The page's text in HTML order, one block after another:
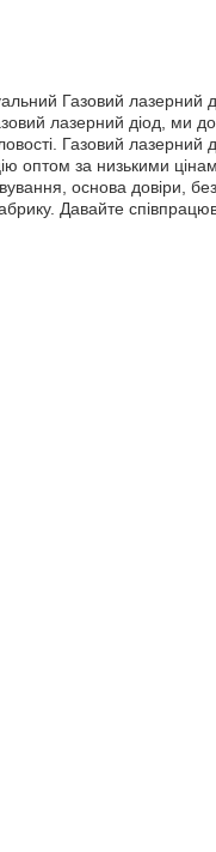
Газовий лазерний
лазерний діод, ми
Газовий лазерний
оптом за низькими
основа довіри,
Давайте